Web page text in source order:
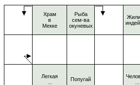
Храм
в
Мекке
Рыба
сем-ва
окуневых
Легкая
Попугай